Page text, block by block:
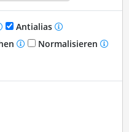
Antialias
Normalisieren